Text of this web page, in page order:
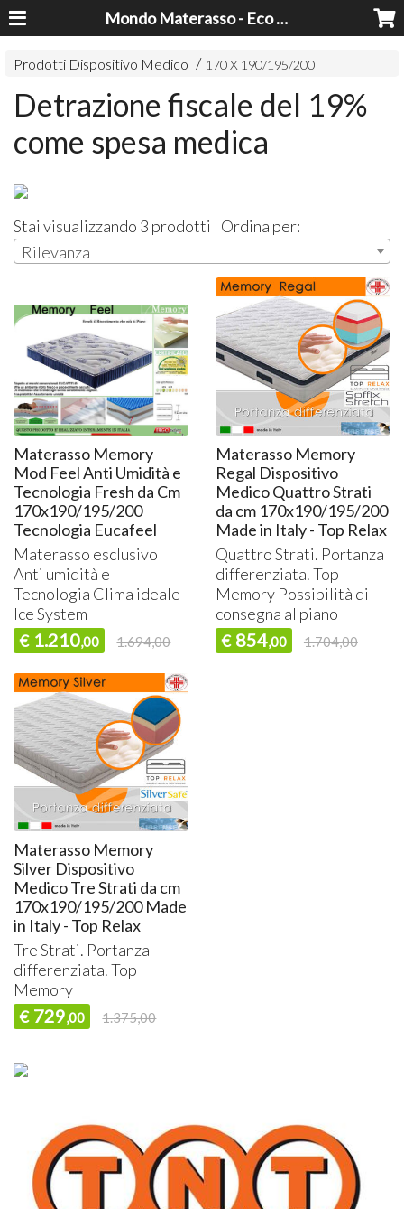
Mondo Materasso - Eco Dreams srl
Prodotti Dispositivo Medico 170 X 190/195/200
Detrazione fiscale del 19%
come spesa medica
Stai visualizzando 3 prodotti | Ordina per:
Rilevanza
Materasso Memory
Mod Feel Anti Umidità e
Tecnologia Fresh da Cm
170x190/195/200
Tecnologia Eucafeel
Materasso esclusivo
Anti umidità e
Tecnologia Clima ideale
Ice System
€ 1.210,00 1.694,00
Materasso Memory
Regal Dispositivo
Medico Quattro Strati
da cm 170x190/195/200
Made in Italy - Top Relax
Quattro Strati. Portanza
differenziata. Top
Memory Possibilità di
consegna al piano
€ 854,00 1.704,00
Materasso Memory
Silver Dispositivo
Medico Tre Strati da cm
170x190/195/200 Made
in Italy - Top Relax
Tre Strati. Portanza
differenziata. Top
Memory
€ 729,00 1.375,00